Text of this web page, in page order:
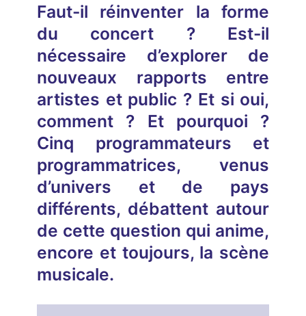
Faut-il réinventer la forme
du concert ? Est-il
nécessaire d’explorer de
nouveaux rapports entre
artistes et public ? Et si oui,
comment ? Et pourquoi ?
Cinq programmateurs et
programmatrices, venus
d’univers et de pays
différents, débattent autour
de cette question qui anime,
encore et toujours, la scène
musicale.